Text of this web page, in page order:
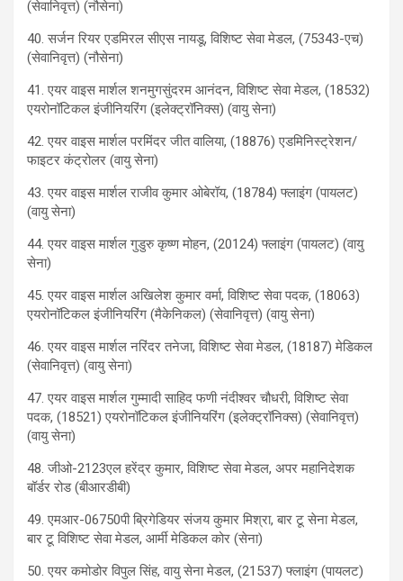
(सेवानिवृत्त) (नौसेना)
40. सर्जन रियर एडमिरल सीएस नायडू, विशिष्ट सेवा मेडल, (75343-एच)
(सेवानिवृत्त) (नौसेना)
41. एयर वाइस मार्शल शनमुगसुंदरम आनंदन, विशिष्ट सेवा मेडल, (18532)
एयरोनॉटिकल इंजीनियरिंग (इलेक्ट्रॉनिक्स) (वायु सेना)
42. एयर वाइस मार्शल परमिंदर जीत वालिया, (18876) एडमिनिस्ट्रेशन/
फाइटर कंट्रोलर (वायु सेना)
43. एयर वाइस मार्शल राजीव कुमार ओबेरॉय, (18784) फ्लाइंग (पायलट)
(वायु सेना)
44. एयर वाइस मार्शल गुडुरु कृष्ण मोहन, (20124) फ्लाइंग (पायलट) (वायु
सेना)
45. एयर वाइस मार्शल अखिलेश कुमार वर्मा, विशिष्ट सेवा पदक, (18063)
एयरोनॉटिकल इंजीनियरिंग (मैकेनिकल) (सेवानिवृत्त) (वायु सेना)
46. एयर वाइस मार्शल नरिंदर तनेजा, विशिष्ट सेवा मेडल, (18187) मेडिकल
(सेवानिवृत्त) (वायु सेना)
47. एयर वाइस मार्शल गुम्मादी साहिद फणी नंदीश्वर चौधरी, विशिष्ट सेवा
पदक, (18521) एयरोनॉटिकल इंजीनियरिंग (इलेक्ट्रॉनिक्स) (सेवानिवृत्त)
(वायु सेना)
48. जीओ-2123एल हरेंद्र कुमार, विशिष्ट सेवा मेडल, अपर महानिदेशक
बॉर्डर रोड (बीआरडीबी)
49. एमआर-06750पी ब्रिगेडियर संजय कुमार मिश्रा, बार टू सेना मेडल,
बार टू विशिष्ट सेवा मेडल, आर्मी मेडिकल कोर (सेना)
50. एयर कमोडोर विपुल सिंह, वायु सेना मेडल, (21537) फ्लाइंग (पायलट)